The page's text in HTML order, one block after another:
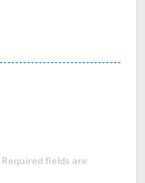
Required fields are